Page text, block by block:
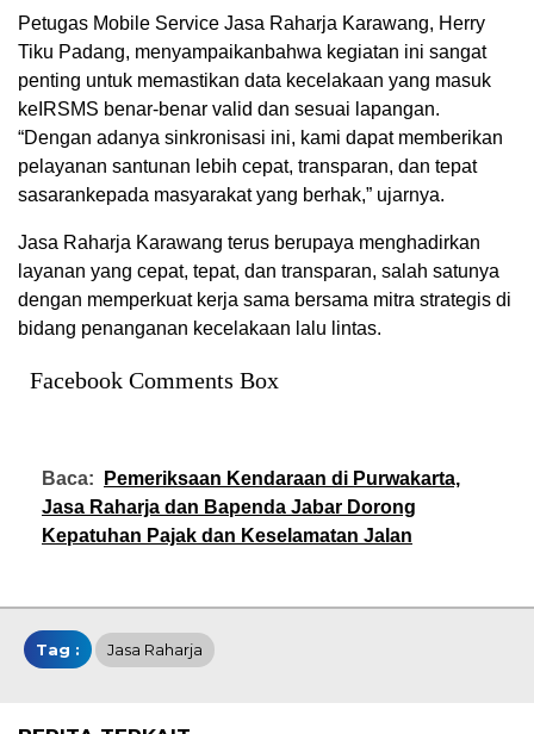
Petugas Mobile Service Jasa Raharja Karawang, Herry
Tiku Padang, menyampaikanbahwa kegiatan ini sangat
penting untuk memastikan data kecelakaan yang masuk
ke IRSMS benar-benar valid dan sesuai lapangan.
“Dengan adanya sinkronisasi ini, kami dapat memberikan
pelayanan santunan lebih cepat, transparan, dan tepat
sasarankepada masyarakatyang berhak,” ujarnya.
Jasa Raharja Karawang terus berupaya menghadirkan
layanan yang cepat, tepat, dan transparan, salah satunya
dengan memperkuat kerja sama bersama mitra strategis di
bidang penanganan kecelakaan lalu lintas.
Facebook Comments Box
Baca:
Pemeriksaan Kendaraan di Purwakarta,
Jasa Raharja dan Bapenda Jabar Dorong
Kepatuhan Pajak dan Keselamatan Jalan
Tag : Jasa Raharja